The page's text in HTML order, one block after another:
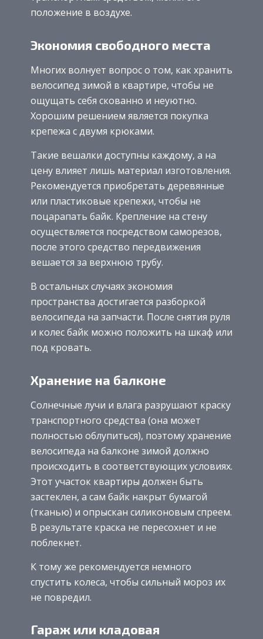
положение в воздухе.
Экономия свободного места
Многих волнует вопрос о том, как хранить
велосипед зимой в квартире, чтобы не
ощущать себя скованно и неуютно.
Хорошим решением является покупка
крепежа с двумя крюками.
Такие вешалки доступны каждому, а на
цену влияет лишь материал изготовления.
Рекомендуется приобретать деревянные
или пластиковые крепежи, чтобы не
поцарапать байк. Крепление на стену
осуществляется посредством саморезов,
после этого средство передвижения
вешается за верхнюю трубу.
В остальных случаях экономия
пространства достигается разборкой
велосипеда на запчасти. После снятия руля
и колес байк можно положить на шкаф или
под кровать.
Хранение на балконе
Солнечные лучи и влага разрушают краску
транспортного средства (она может
полностью облупиться), поэтому хранение
велосипеда на балконе зимой должно
происходить в соответствующих условиях.
Этот участок квартиры должен быть
застеклен, а сам байк накрыт бумагой
(тканью) и опрыскан силиконовым спреем.
В результате краска не пересохнет и не
поблекнет.
К тому же рекомендуется немного
спустить колеса, чтобы сильный мороз их
не повредил.
Гараж или кладовая